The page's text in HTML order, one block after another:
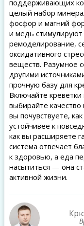
поддерживающих
целый набор
фосфор и магний
и медь стимулируют
ремоделирование,
оксидативного
веществ. Разумное
другими
прочную базу для
Включайте
выбирайте
вы почувствуете,
устойчивее к
как вы расширяете
система отвечает
к здоровью, а еда
насытиться — она
активной жизни.